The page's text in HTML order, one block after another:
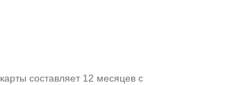
составляет 12 месяцев с